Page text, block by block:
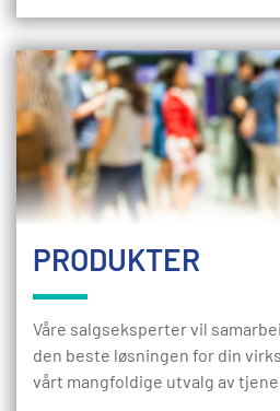
PRODUKTER
Våre salgseksperter vil
den beste løsningen for din
vårt mangfoldige utvalg av